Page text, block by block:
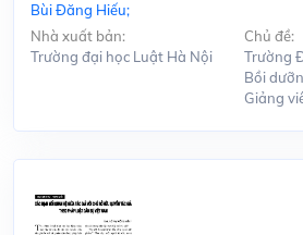
Bùi Đăng Hiếu;
Nhà xuất bản:
Trường đại học Luật Hà Nội
Chủ đề:
Trường
Bồi
Giảng